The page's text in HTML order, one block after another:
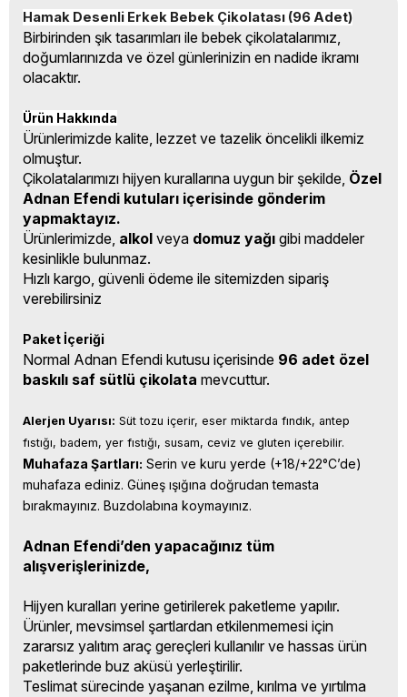
Hamak Desenli Erkek Bebek Çikolatası (96 Adet)
Birbirinden şık tasarımları ile bebek çikolatalarımız,
doğumlarınızda ve özel günlerinizin en nadide ikramı
olacaktır.
Ürün Hakkında
Ürünlerimizde kalite, lezzet ve tazelik öncelikli ilkemiz
olmuştur.
Çikolatalarımızı hijyen kurallarına uygun bir şekilde, Özel
Adnan Efendi kutuları içerisinde gönderim
yapmaktayız.
Ürünlerimizde, alkol veya domuz yağı gibi maddeler
kesinlikle bulunmaz.
Hızlı kargo, güvenli ödeme ile sitemizden sipariş
verebilirsiniz
Paket İçeriği
Normal Adnan Efendi kutusu içerisinde 96 adet özel
baskılı saf sütlü çikolata mevcuttur.
Alerjen Uyarısı: Süt tozu içerir, eser miktarda fındık, antep
fıstığı, badem, yer fıstığı, susam, ceviz ve gluten içerebilir.
Muhafaza Şartları: Serin ve kuru yerde (+18/+22°C’de)
muhafaza ediniz. Güneş ışığına doğrudan temasta
bırakmayınız. Buzdolabına koymayınız.
Adnan Efendi’den yapacağınız tüm
alışverişlerinizde,
Hijyen kuralları yerine getirilerek paketleme yapılır.
Ürünler, mevsimsel şartlardan etkilenmemesi için
zararsız yalıtım araç gereçleri kullanılır ve hassas ürün
paketlerinde buz aküsü yerleştirilir.
Teslimat sürecinde yaşanan ezilme, kırılma ve yırtılma